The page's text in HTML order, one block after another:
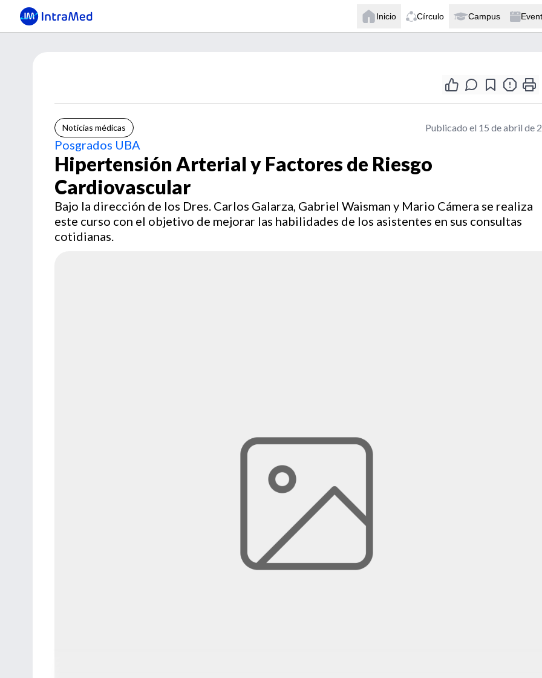
Inicio Círculo Campus
Noticias médicas Publicado el 15 de abril de
Posgrados UBA
Hipertensión Arterial y Factores de Riesgo
Cardiovascular
Bajo la dirección de los Dres. Carlos Galarza, Gabriel Waisman y Mario Cámera se realiza
este curso con el objetivo de mejorar las habilidades de los asistentes en sus consultas
cotidianas.